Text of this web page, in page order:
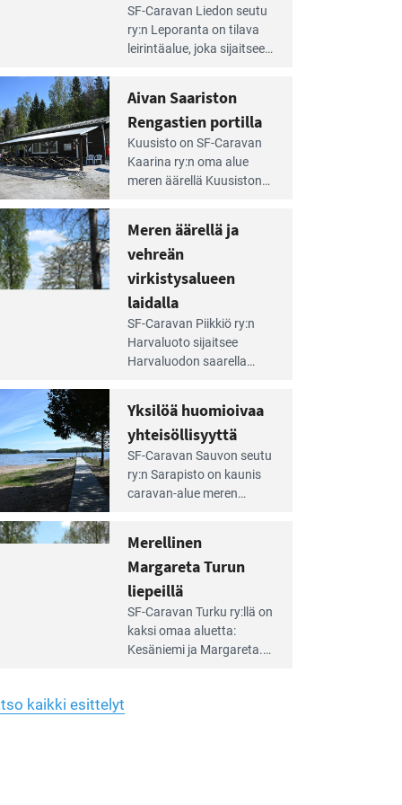
SF-Caravan Liedon seutu
ry:n Leporanta on tilava
leirintäalue, joka sijaitsee
ympärillä. – Lampi on
upea ja puhdas, ja se
tarjoaa ympäris­töineen
kauniit maisemat ja
loistavat virkistäytymis­
Aivan Saariston
Rengastien portilla
Kuusisto on SF-Caravan
Kaarina ry:n oma alue
meren äärellä Kuusiston
lapsiystävällinen,
rauhallinen ja
silmiinpistävän siisti.
Meren äärellä ja
vehreän
virkistysalueen
laidalla
SF-Caravan Piikkiö ry:n
Harvaluoto sijait­see
Harvaluodon saarella
käyttöön­sä osan kunnan
viiden hehtaarin
virkistysalueesta.
Yksilöä huomioivaa
yhteisöllisyyttä
SF-Caravan Sauvon seutu
ry:n Sarapisto on kaunis
caravan-alue meren
on 130 sähköllä
varustettua caravan-paik­
kaa sekä kymmenen
paikkaa ilman sähköä.
Merellinen
Margareta Turun
liepeillä
SF-Caravan Turku ry:llä on
kaksi omaa aluet­ta:
Kesäniemi ja Margareta.
kaikki esittelyt